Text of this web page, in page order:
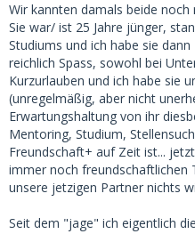
Wir kannten damals beide
Sie war/ ist 25 Jahre jünger,
Studiums und ich habe sie
reichlich Spass, sowohl bei
Kurzurlauben und ich habe sie
(unregelmäßig, aber nicht
Erwartungshaltung von ihr
Mentoring, Studium,
Freundschaft+ auf Zeit ist...
immer noch freundschaftlichen
unsere jetzigen Partner nichts
Seit dem "jage" ich eigentlich